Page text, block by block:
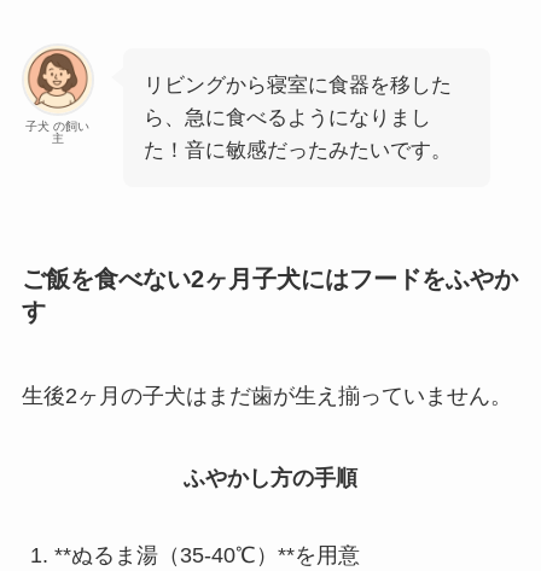
子犬 の飼い
主
リビングから寝室に食器を移した
ら、急に食べるようになりまし
た！音に敏感だったみたいです。
ご飯を食べない2ヶ月子犬にはフードをふやか
す
生後2ヶ月の子犬はまだ歯が生え揃っていません。
ふやかし方の手順
**ぬるま湯（35-40℃）**を用意